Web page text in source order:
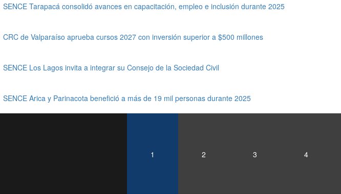
SENCE Tarapacá consolidó avances en capacitación, empleo e inclusión durante 2025
CRC de Valparaíso aprueba cursos 2027 con inversión superior a $500 millones
SENCE Los Lagos invita a integrar su Consejo de la Sociedad Civil
SENCE Arica y Parinacota benefició a más de 19 mil personas durante 2025
1 2 3 4